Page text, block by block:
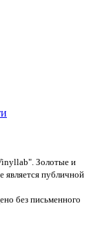
Золотые и
является публичной
без письменного